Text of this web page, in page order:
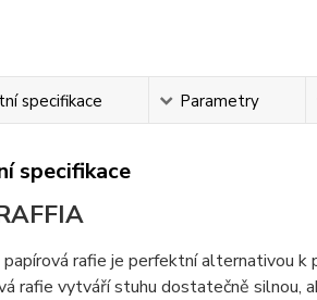
specifikace Parametry
specifikace
rafie je perfektní alternativou k
rafie vytváří stuhu dostatečně silnou,